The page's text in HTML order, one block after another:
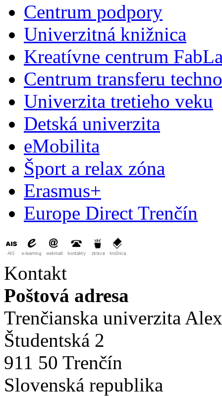
Centrum podpory
Univerzitná knižnica
Kreatívne centrum
Centrum transferu
Univerzita tretieho veku
Detská univerzita
eMobilita
Šport a relax zóna
Erasmus+
Europe Direct Trenčín
Kontakt
Poštová adresa
Trenčianska univerzita
Študentská 2
911 50 Trenčín
Slovenská republika